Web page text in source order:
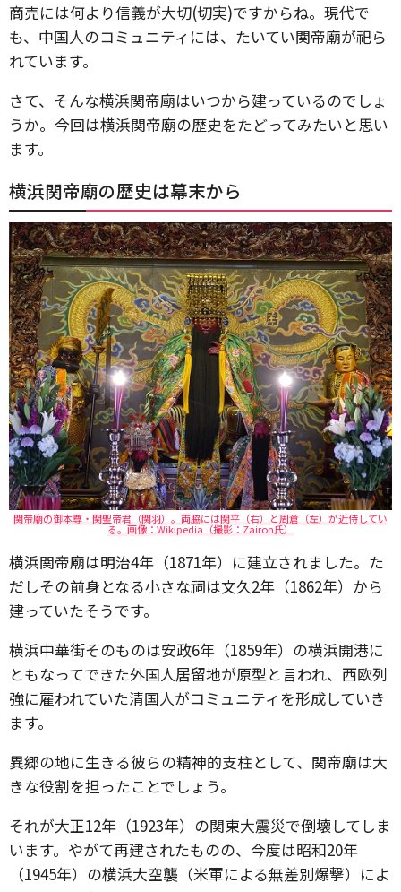
商売には何より信義が大切(切実)ですからね。現代で
も、中国人のコミュニティには、たいてい関帝廟が祀ら
れています。
さて、そんな横浜関帝廟はいつから建っているのでしょ
うか。今回は横浜関帝廟の歴史をたどってみたいと思い
ます。
横浜関帝廟の歴史は幕末から
関帝廟の御本尊・関聖帝君（関羽）。両脇には関平（右）と周倉（左）が近侍してい
る。画像：Wikipedia（撮影：Zairon氏）
横浜関帝廟は明治4年（1871年）に建立されました。た
だしその前身となる小さな祠は文久2年（1862年）から
建っていたそうです。
横浜中華街そのものは安政6年（1859年）の横浜開港に
ともなってできた外国人居留地が原型と言われ、西欧列
強に雇われていた清国人がコミュニティを形成していき
ます。
異郷の地に生きる彼らの精神的支柱として、関帝廟は大
きな役割を担ったことでしょう。
それが大正12年（1923年）の関東大震災で倒壊してしま
います。やがて再建されたものの、今度は昭和20年
（1945年）の横浜大空襲（米軍による無差別爆撃）によ